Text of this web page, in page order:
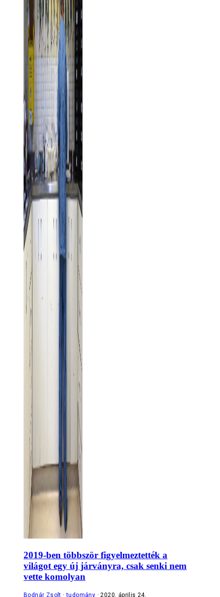
2019-ben többször figyelmeztették a
világot egy új járványra, csak senki nem
vette komolyan
Bodnár Zsolt tudomány 2020. április 24.